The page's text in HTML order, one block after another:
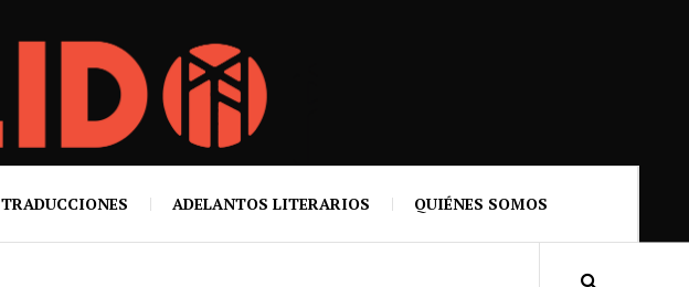
TRADUCCIONES ADELANTOS LITERARIOS QUIÉNES SOMOS